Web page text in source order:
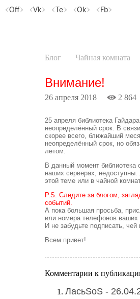
Off Vk Te Ok Fb
Блог Чайная комната
Внимание!
26 апреля 2018 2 864
25 апреля библиотека
неопределённый срок. В
скорее всего, ближайший
неопределённый срок, но
летом.
В данный момент библиотека
наших серверах,
этой теме или в чайной
P.S. Следите за блогом,
событий.
А пока большая просьба,
или номера телефонов ваших
И не забудьте подписать, чей
Всем привет!
Комментарии к
ЛасьSoS -